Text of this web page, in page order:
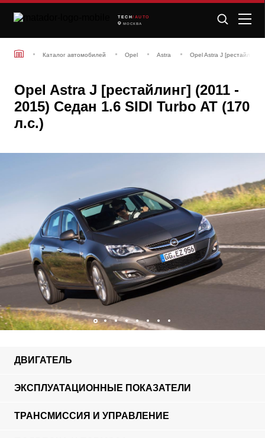
TECH /AUTO
МОСКВА
Каталог автомобилей Opel Astra Opel Astra J [рестайлинг]
Opel Astra J [рестайлинг] (2011 -
2015) Седан 1.6 SIDI Turbo AT (170
л.с.)
ДВИГАТЕЛЬ
ЭКСПЛУАТАЦИОННЫЕ ПОКАЗАТЕЛИ
ТРАНСМИССИЯ И УПРАВЛЕНИЕ